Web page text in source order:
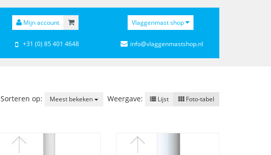
Mijn account Vlaggenmast shop
+31 (0) 85 401 4648 info@vlaggenmastshop.nl
Sorteren op: Meest bekeken Weergave: Lijst Foto-tabel